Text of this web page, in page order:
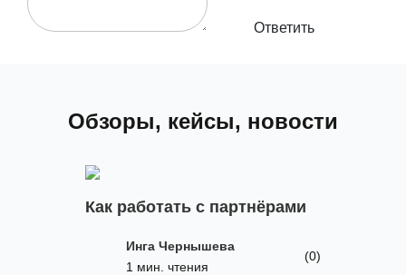
Ответить
Обзоры, кейсы, новости
Как работать с партнёрами
Инга Чернышева
1 мин. чтения
(0)